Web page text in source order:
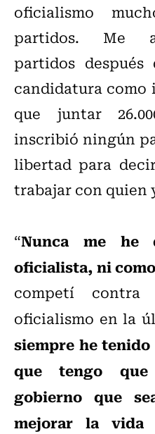
oficialismo
partidos. Me
partidos
candidatura
que juntar
inscribió ningún
libertad para
trabajar con quien
“Nunca me he
oficialista, ni
competí
oficialismo en la
siempre he
que tengo
gobierno que
mejorar la vida